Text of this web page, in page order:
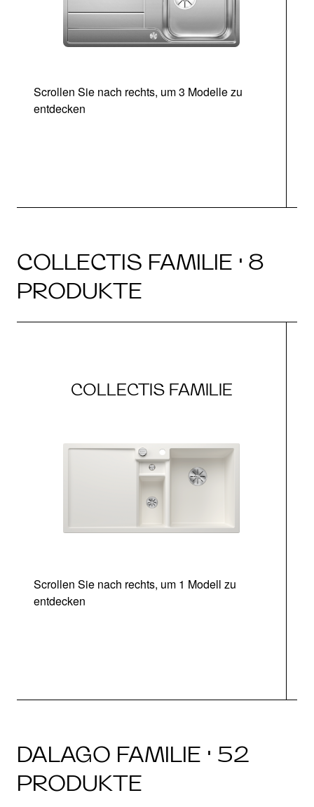
Scrollen Sie nach rechts, um 3 Modelle zu
entdecken
COLLECTIS FAMILIE · 8
PRODUKTE
COLLECTIS FAMILIE
Scrollen Sie nach rechts, um 1 Modell zu
entdecken
DALAGO FAMILIE · 52
PRODUKTE